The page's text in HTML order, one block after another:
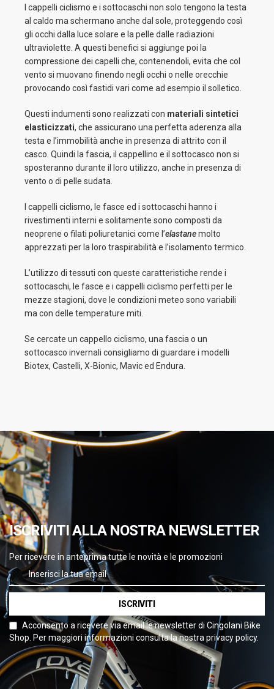
I cappelli ciclismo e i sottocaschi non solo tengono la testa
al caldo ma schermano anche dal sole, proteggendo così
gli occhi dalla luce solare e la pelle dalle radiazioni
ultraviolette. A questi benefici si aggiunge poi la
compressione dei capelli che, contenendoli, evita che col
vento si muovano finendo negli occhi o nelle orecchie
provocando così fastidi vari come ad esempio il solletico.
Questi indumenti sono realizzati con materiali sintetici
elasticizzati, che assicurano una perfetta aderenza alla
testa e l’immobilità anche in presenza di attrito con il
casco. Quindi la fascia, il cappellino e il sottocasco non si
sposteranno durante il loro utilizzo, anche in presenza di
vento o di pelle sudata.
I cappelli ciclismo, le fasce ed i sottocaschi hanno i
rivestimenti interni e solitamente sono composti da
neoprene o filati poliuretanici come l’elastanemolto
apprezzati per la loro traspirabilità e l’isolamento termico.
L’utilizzo di tessuti con queste caratteristiche rende i
sottocaschi, le fasce e i cappelli ciclismo perfetti per le
mezze stagioni, dove le condizioni meteo sono variabili
ma con delle temperature miti.
Se cercate un cappello ciclismo, una fascia o un
sottocasco invernali consigliamo di guardare i modelli
Biotex, Castelli, X-Bionic, Mavic ed Endura.
ISCRIVITI ALLA NOSTRA NEWSLETTER
Per ricevere in anteprima tutte le novità e le promozioni
ISCRIVITI
Acconsento a ricevere via email le newsletter di Cingolani Bike
Shop. Per maggiori informazioni consulta la nostra privacy policy.